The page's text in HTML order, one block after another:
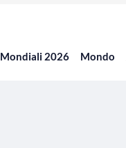
Mondiali 2026 Mondo